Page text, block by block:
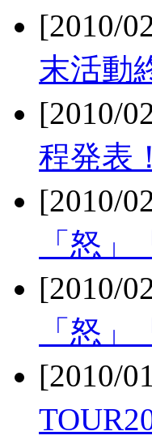
[2010/
末活動
[2010/
程発表！
[2010/
「怒
[2010/
「怒
[2010/